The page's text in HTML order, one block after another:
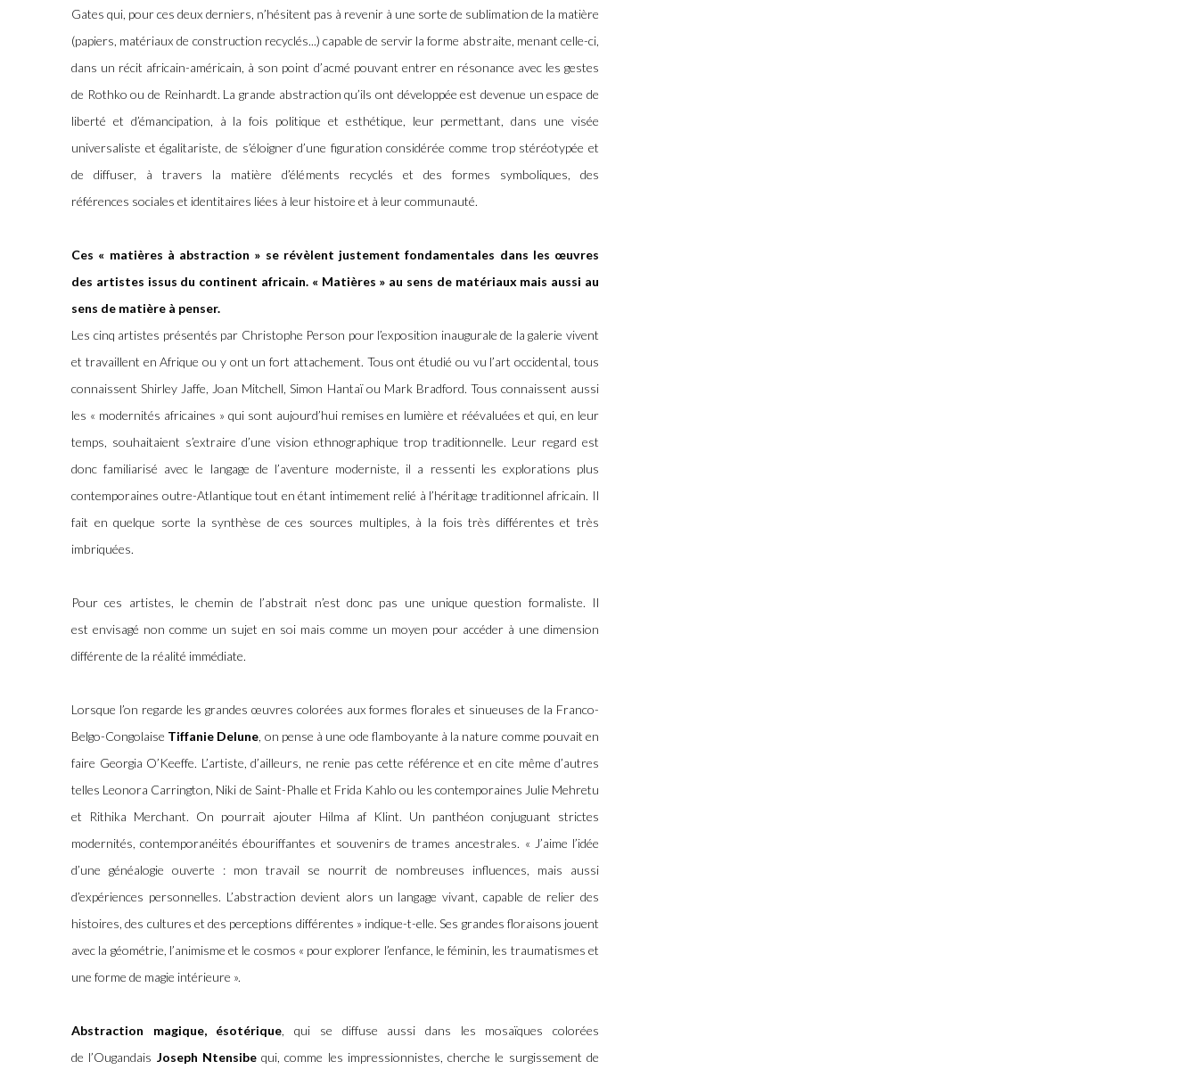
Gates qui, pour ces deux derniers, n’hésitent pas à revenir à une sorte de sublimation de la matière
(papiers, matériaux de construction recyclés...) capable de servir la forme abstraite, menant celle-ci,
dans un récit africain-américain, à son point d’acmé pouvant entrer en résonance avec les gestes
de Rothko ou de Reinhardt. La grande abstraction qu’ils ont développée est devenue un espace de
liberté et d’émancipation, à la fois politique et esthétique, leur permettant, dans une visée
universaliste et égalitariste, de s’éloigner d’une figuration considérée comme trop stéréotypée et
de diffuser, à travers la matière d’éléments recyclés et des formes symboliques, des
références sociales et identitaires liées à leur histoire et à leur communauté.
Ces « matières à abstraction » se révèlent justement fondamentales dans les œuvres
des artistes issus du continent africain. « Matières » au sens de matériaux mais aussi au
sens de matière à penser.
Les cinq artistes présentés par Christophe Person pour l’exposition inaugurale de la galerie vivent
et travaillent en Afrique ou y ont un fort attachement. Tous ont étudié ou vu l’art occidental, tous
connaissent Shirley Jaffe, Joan Mitchell, Simon Hantaï ou Mark Bradford. Tous connaissent aussi
les « modernités africaines » qui sont aujourd’hui remises en lumière et réévaluées et qui, en leur
temps, souhaitaient s’extraire d’une vision ethnographique trop traditionnelle. Leur regard est
donc familiarisé avec le langage de l’aventure moderniste, il a ressenti les explorations plus
contemporaines outre-Atlantique tout en étant intimement relié à l’héritage traditionnel africain. Il
fait en quelque sorte la synthèse de ces sources multiples, à la fois très différentes et très
imbriquées.
Pour ces artistes, le chemin de l’abstrait n’est donc pas une unique question formaliste. Il
est envisagé non comme un sujet en soi mais comme un moyen pour accéder à une dimension
différente de la réalité immédiate.
Lorsque l’on regarde les grandes œuvres colorées aux formes florales et sinueuses de la Franco-
Belgo-Congolaise Tiffanie Delune, on pense à une ode flamboyante à la nature comme pouvait en
faire Georgia O’Keeffe. L’artiste, d’ailleurs, ne renie pas cette référence et en cite même d’autres
telles Leonora Carrington, Niki de Saint-Phalle et Frida Kahlo ou les contemporaines Julie Mehretu
et Rithika Merchant. On pourrait ajouter Hilma af Klint. Un panthéon conjuguant strictes
modernités, contemporanéités ébouriffantes et souvenirs de trames ancestrales. « J’aime l’idée
d’une généalogie ouverte : mon travail se nourrit de nombreuses influences, mais aussi
d’expériences personnelles. L’abstraction devient alors un langage vivant, capable de relier des
histoires, des cultures et des perceptions différentes » indique-t-elle. Ses grandes floraisons jouent
avec la géométrie, l’animisme et le cosmos « pour explorer l’enfance, le féminin, les traumatismes et
une forme de magie intérieure ».
Abstraction magique, ésotérique, qui se diffuse aussi dans les mosaïques colorées
de l’Ougandais Joseph Ntensibequi, comme les impressionnistes, cherche le surgissement de